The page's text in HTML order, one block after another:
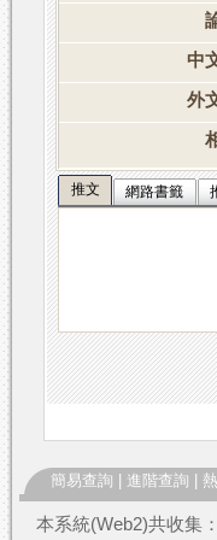
中
外
推文 網路書籤
簡易查詢 進階查詢
本系統(Web2)共收集